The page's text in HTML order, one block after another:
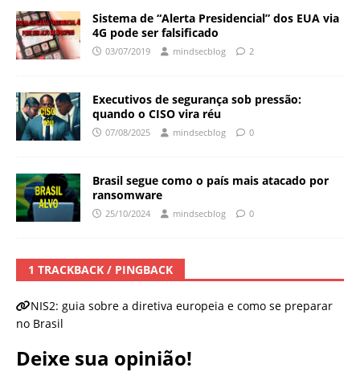
Sistema de “Alerta Presidencial” dos EUA via
4G pode ser falsificado
03/07/2019 mindsecblog 2
Executivos de segurança sob pressão:
quando o CISO vira réu
07/08/2025 mindsecblog 0
Brasil segue como o país mais atacado por
ransomware
25/10/2024 mindsecblog 0
1 TRACKBACK / PINGBACK
NIS2: guia sobre a diretiva europeia e como se preparar
no Brasil
Deixe sua opinião!